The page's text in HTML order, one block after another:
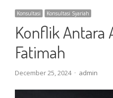
Konsultasi Konsultasi Syariah
Konflik Antara
Fatimah
December 25, 2024 Author
admin